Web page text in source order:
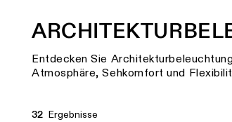
Entdecken Sie
Atmosphäre, Sehkomfort und
32 Ergebnisse